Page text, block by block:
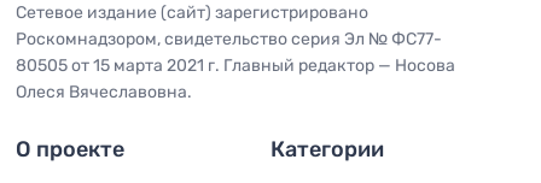
Сетевое издание (сайт) зарегистрировано
Роскомнадзором, свидетельство серия Эл № ФС77-
80505 от 15 марта 2021 г. Главный редактор — Носова
Олеся Вячеславовна.
О проекте Категории